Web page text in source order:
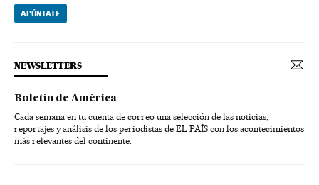
APÚNTATE
NEWSLETTERS
Boletín de América
Cada semana en tu cuenta de correo una selección de las noticias,
reportajes y análisis de los periodistas de EL PAÍS con los acontecimientos
más relevantes del continente.